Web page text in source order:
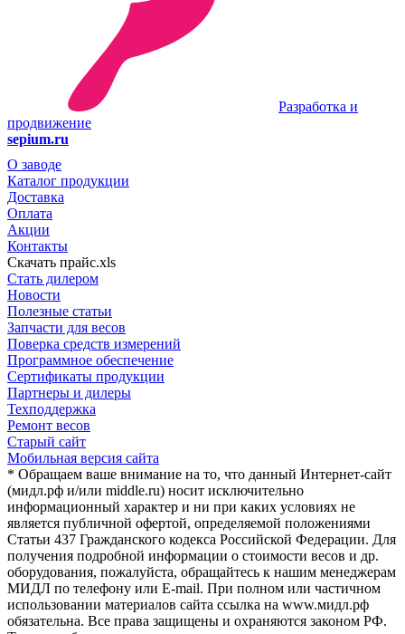
Разработка и
продвижение
sepium.ru
О заводе
Каталог продукции
Доставка
Оплата
Акции
Контакты
Скачать прайс.xls
Стать дилером
Новости
Полезные статьи
Запчасти для весов
Поверка средств измерений
Программное обеспечение
Сертификаты продукции
Партнеры и дилеры
Техподдержка
Ремонт весов
Старый сайт
Мобильная версия сайта
* Обращаем ваше внимание на то, что данный Интернет-сайт
(мидл.рф и/или middle.ru) носит исключительно
информационный характер и ни при каких условиях не
является публичной офертой, определяемой положениями
Статьи 437 Гражданского кодекса Российской Федерации. Для
получения подробной информации о стоимости весов и др.
оборудования, пожалуйста, обращайтесь к нашим менеджерам
МИДЛ по телефону или E-mail. При полном или частичном
использовании материалов сайта ссылка на www.мидл.рф
обязательна. Все права защищены и охраняются законом РФ.